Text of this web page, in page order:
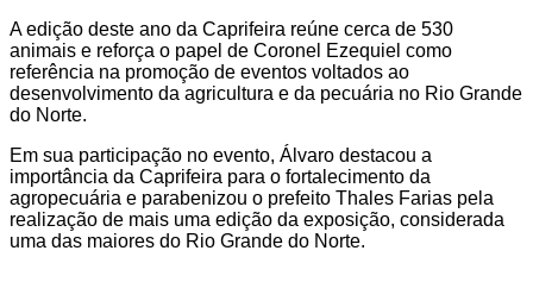
A edição deste ano da Caprifeira reúne cerca de 530
animais e reforça o papel de Coronel Ezequiel como
referência na promoção de eventos voltados ao
desenvolvimento da agricultura e da pecuária no Rio Grande
do Norte.
Em sua participação no evento, Álvaro destacou a
importância da Caprifeira para o fortalecimento da
agropecuária e parabenizou o prefeito Thales Farias pela
realização de mais uma edição da exposição, considerada
uma das maiores do Rio Grande do Norte.